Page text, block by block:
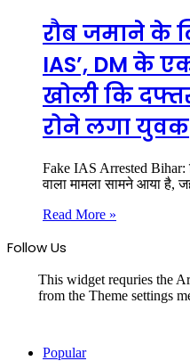
रौब जमाने के
IAS’, DM के
खोली कि
रोने लगा युवक
Fake IAS Arrested
वाला मामला सामने आया है,
Read More »
Follow Us
This widget requries the
from the Theme settings
Popular